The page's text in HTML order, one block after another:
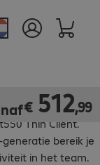
Thin Client.
bereik je
in het team.
€ 512,99
€ 512,99